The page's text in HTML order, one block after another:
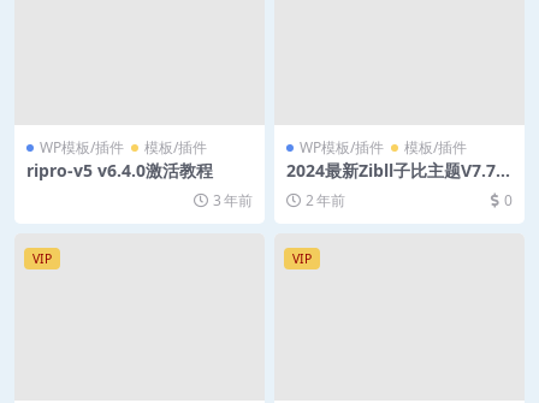
WP模板/插件 模板/插件
ripro-v5 v6.4.0激活教程
3 年前
WP模板/插件 模板/插件
2024最新Zibll子比主题V7.7版
本源码 开心版 | WordPress
主题2 年前 0
VIP VIP